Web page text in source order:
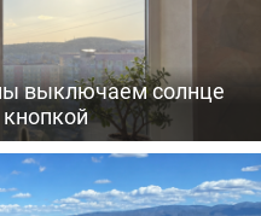
выключаем солнце